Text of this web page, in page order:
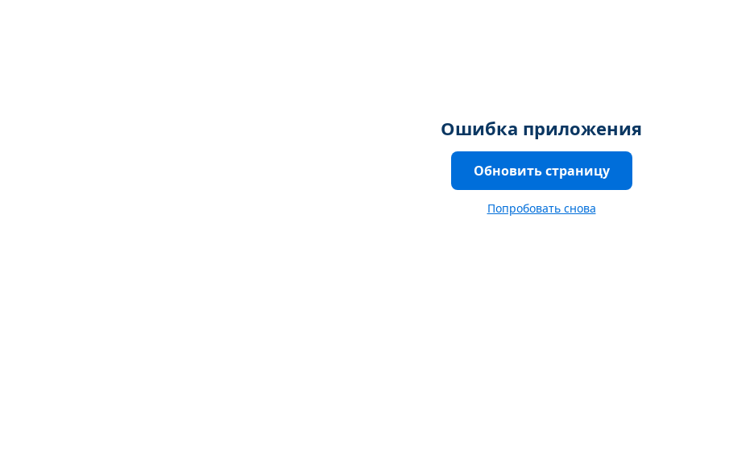
Ошибка приложения
Обновить страницу
Попробовать снова